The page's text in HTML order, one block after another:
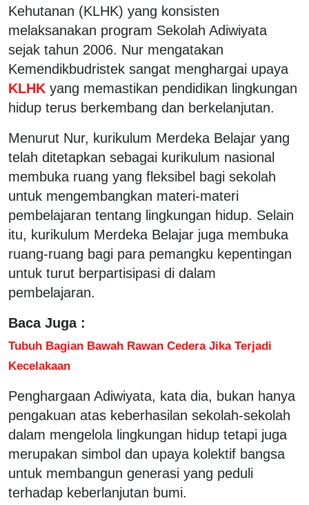
Kehutanan (KLHK) yang konsisten
melaksanakan program Sekolah Adiwiyata
sejak tahun 2006. Nur mengatakan
Kemendikbudristek sangat menghargai upaya
KLHK yang memastikan pendidikan lingkungan
hidup terus berkembang dan berkelanjutan.
Menurut Nur, kurikulum Merdeka Belajar yang
telah ditetapkan sebagai kurikulum nasional
membuka ruang yang fleksibel bagi sekolah
untuk mengembangkan materi-materi
pembelajaran tentang lingkungan hidup. Selain
itu, kurikulum Merdeka Belajar juga membuka
ruang-ruang bagi para pemangku kepentingan
untuk turut berpartisipasi di dalam
pembelajaran.
Baca Juga :
Tubuh Bagian Bawah Rawan Cedera Jika Terjadi
Kecelakaan
Penghargaan Adiwiyata, kata dia, bukan hanya
pengakuan atas keberhasilan sekolah-sekolah
dalam mengelola lingkungan hidup tetapi juga
merupakan simbol dan upaya kolektif bangsa
untuk membangun generasi yang peduli
terhadap keberlanjutan bumi.